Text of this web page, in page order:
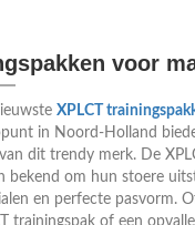
voor
XPLCT
in Noord-Holland
dit trendy merk. De
bekend om hun stoere
en perfecte pasvorm.